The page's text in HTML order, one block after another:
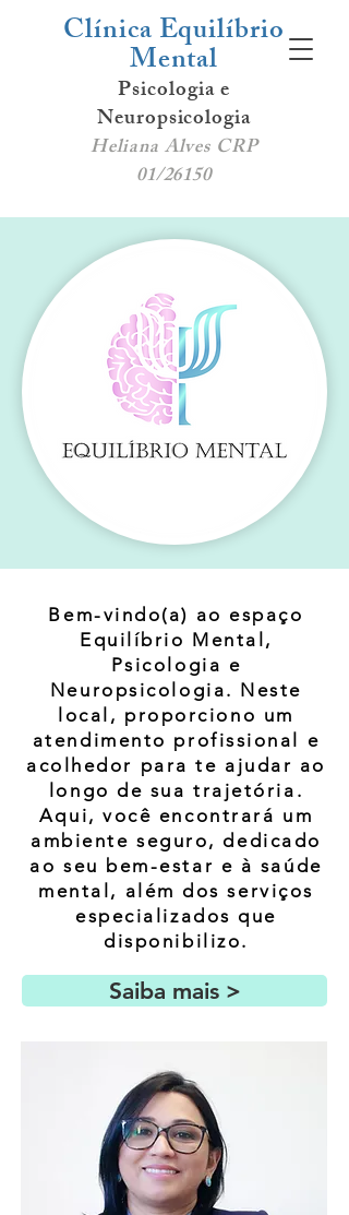
Clínica Equilíbrio
Mental
Psicologia e
Neuropsicologia
Heliana Alves CRP
01/26150
Bem-vindo(a) ao espaço
Equilíbrio Mental,
Psicologia e
Neuropsicologia. Neste
local, proporciono um
atendimento profissional e
acolhedor para te ajudar ao
longo de sua trajetória.
Aqui, você encontrará um
ambiente seguro, dedicado
ao seu bem-estar e à saúde
mental, além dos serviços
especializados que
disponibilizo.
Saiba mais >